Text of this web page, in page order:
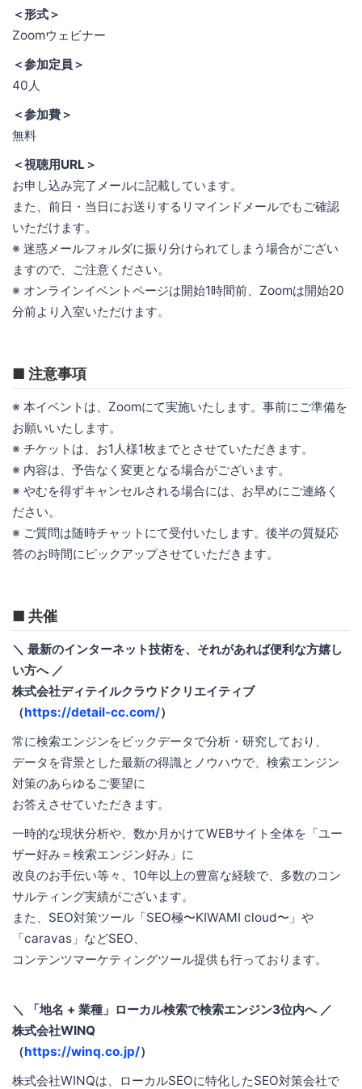
＜形式＞
Zoomウェビナー
＜参加定員＞
40人
＜参加費＞
無料
＜視聴用URL＞
お申し込み完了メールに記載しています。
また、前日・当日にお送りするリマインドメールでもご確認
いただけます。
※ 迷惑メールフォルダに振り分けられてしまう場合がござい
ますので、ご注意ください。
※ オンラインイベントページは開始1時間前、Zoomは開始20
分前より入室いただけます。
■ 注意事項
※ 本イベントは、Zoomにて実施いたします。事前にご準備を
お願いいたします。
※ チケットは、お1人様1枚までとさせていただきます。
※ 内容は、予告なく変更となる場合がございます。
※ やむを得ずキャンセルされる場合には、お早めにご連絡く
ださい。
※ ご質問は随時チャットにて受付いたします。後半の質疑応
答のお時間にピックアップさせていただきます。
■ 共催
＼ 最新のインターネット技術を、それがあれば便利な方嬉し
い方へ ／
株式会社ディテイルクラウドクリエイティブ
（https://detail-cc.com/）
常に検索エンジンをビックデータで分析・研究しており、
データを背景とした最新の得識とノウハウで、検索エンジン
対策のあらゆるご要望に
お答えさせていただきます。
一時的な現状分析や、数か月かけてWEBサイト全体を「ユー
ザー好み＝検索エンジン好み」に
改良のお手伝い等々、10年以上の豊富な経験で、多数のコン
サルティング実績がございます。
また、SEO対策ツール「SEO極〜KIWAMI cloud〜」や
「caravas」などSEO、
コンテンツマーケティングツール提供も行っております。
＼ 「地名 + 業種」ローカル検索で検索エンジン3位内へ ／
株式会社WINQ
（https://winq.co.jp/）
株式会社WINQは、ローカルSEOに特化したSEO対策会社で